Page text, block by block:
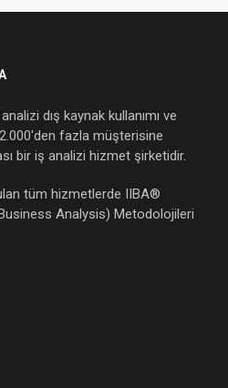
dış kaynak kullanımı ve
fazla müşterisine
bir iş analizi hizmet şirketidir.
tüm hizmetlerde IIBA®
Analysis) Metodolojileri